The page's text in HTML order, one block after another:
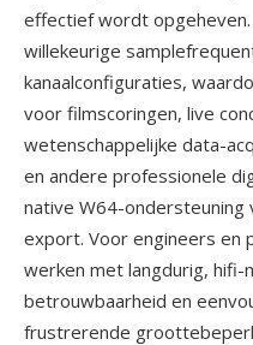
effectief wordt
willekeurige
kanaalconfiguraties,
voor filmscoringen, live
wetenschappelijke data-
en andere professionele
native W64-ondersteuning
export. Voor engineers en
werken met langdurig, hifi-
betrouwbaarheid en
frustrerende